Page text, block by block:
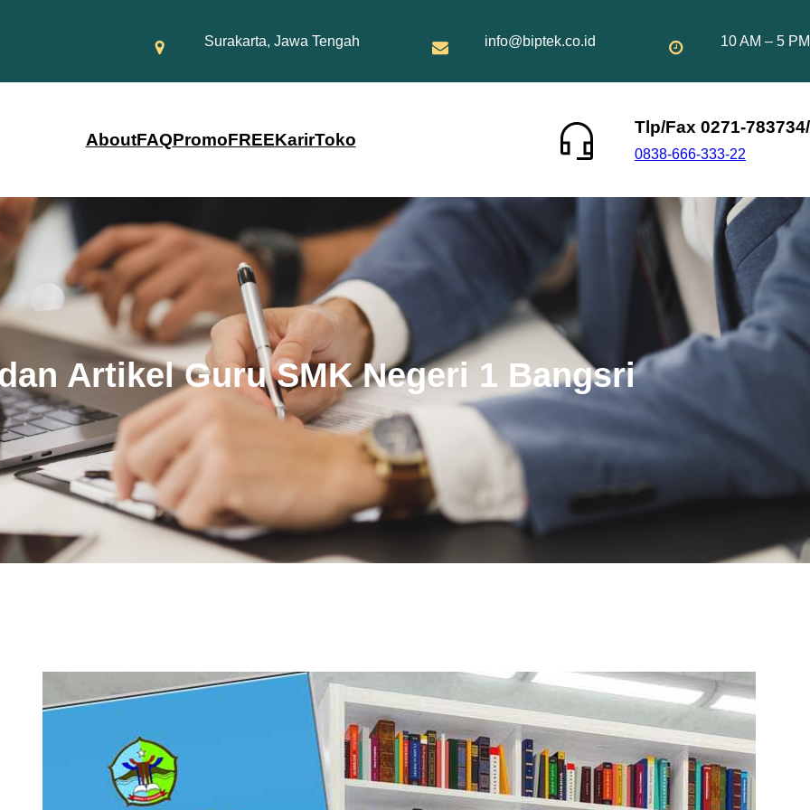
Surakarta, Jawa Tengah info@biptek.co.id 10 AM – 5 PM
AboutFAQPromoFREEKarirToko
Tlp/Fax 0271-783734/
0838-666-333-22
Artikel Guru SMK Negeri 1 Bangsri